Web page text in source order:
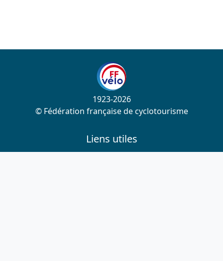
1923-2026
© Fédération française de cyclotourisme
Liens utiles